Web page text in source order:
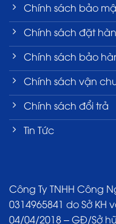
Chính sách bảo
Chính sách đặt
Chính sách bảo
Chính sách vận
Chính sách đổi trả
Tin Tức
Công Ty TNHH Công
0314965841 do Sở KH
04/04/2018 – GĐ/Sở